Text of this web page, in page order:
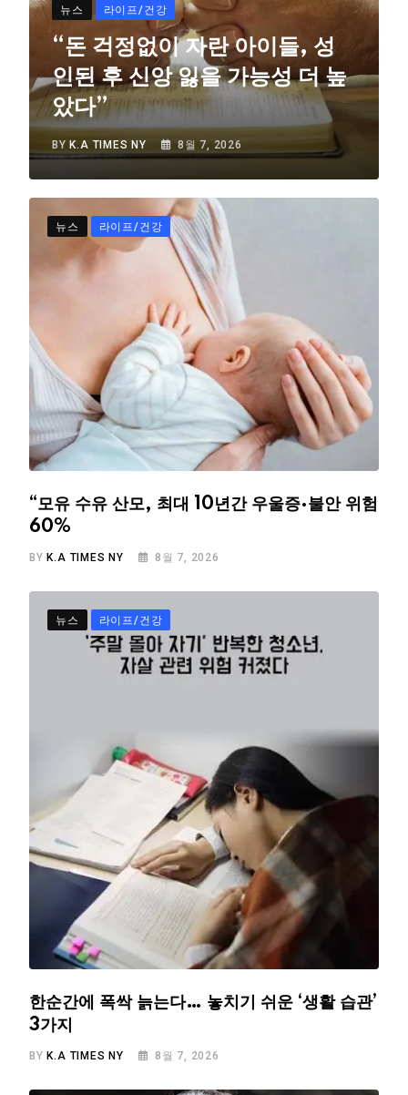
뉴스 라이프/건강
“돈 걱정없이 자란 아이들, 성
인된 후 신앙 잃을 가능성 더 높
았다”
BY K.A TIMES NY 8월 7, 2026
뉴스 라이프/건강
“모유 수유 산모, 최대 10년간 우울증·불안 위험
60%
BY K.A TIMES NY 8월 7, 2026
뉴스 라이프/건강
한순간에 폭싹 늙는다… 놓치기 쉬운 ‘생활 습관’
3가지
BY K.A TIMES NY 8월 7, 2026